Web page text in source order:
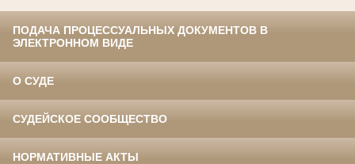
ПОДАЧА ПРОЦЕССУАЛЬНЫХ ДОКУМЕНТОВ В
ЭЛЕКТРОННОМ ВИДЕ
О СУДЕ
СУДЕЙСКОЕ СООБЩЕСТВО
НОРМАТИВНЫЕ АКТЫ